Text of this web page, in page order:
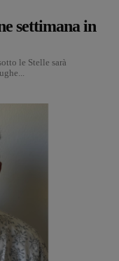
settimana in
le Stelle sarà